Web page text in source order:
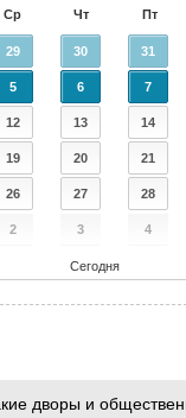
Ср Чт Пт
29 30 31
5 6 7
12 13 14
19 20 21
26 27 28
2 3 4
Сегодня
дворы и